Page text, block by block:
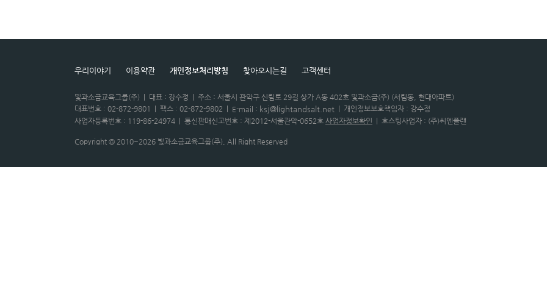
우리이야기 이용약관 개인정보처리방침 찾아오시는길 고객센터
빛과소금교육그룹(주) 대표 : 강수정
주소 : 서울시 관악구 신림로 29길 상가 A동 402호 빛과소금(주) (서림동, 현대아파트)
대표번호 : 02-872-9801
팩스 : 02-872-9802 E-mail : ksj@lightandsalt.net
개인정보보호책임자 : 강수정
사업자등록번호 : 119-86-24974
통신판매신고번호 : 제2012-서울관악-0652호 사업자정보확인 호스팅사업자 : (주)씨엔플랜
Copyright © 2010~2026 빛과소금교육그룹(주), All Right Reserved